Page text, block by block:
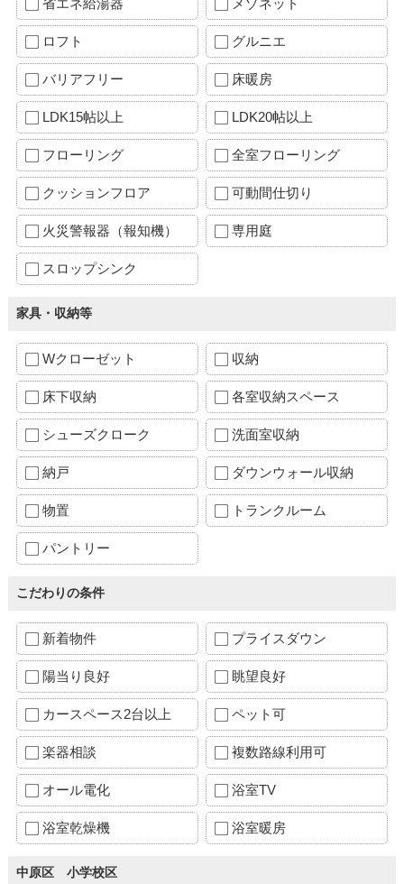
省エネ給湯器 メゾネット
ロフト グルニエ
バリアフリー 床暖房
LDK15帖以上 LDK20帖以上
フローリング 全室フローリング
クッションフロア 可動間仕切り
火災警報器（報知機） 専用庭
スロップシンク
家具・収納等
Wクローゼット 収納
床下収納 各室収納スペース
シューズクローク 洗面室収納
納戸 ダウンウォール収納
物置 トランクルーム
パントリー
こだわりの条件
新着物件 プライスダウン
陽当り良好 眺望良好
カースペース2台以上 ペット可
楽器相談 複数路線利用可
オール電化 浴室TV
浴室乾燥機 浴室暖房
中原区 小学校区